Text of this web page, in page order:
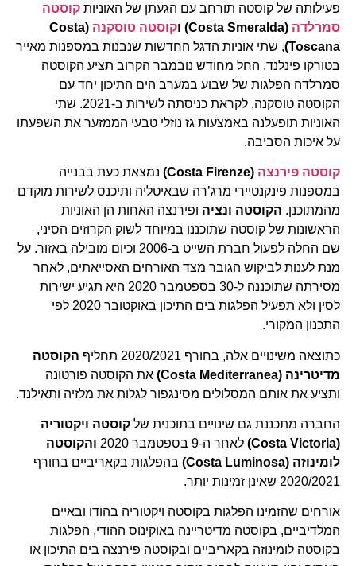
פעילותה של קוסטה תורחב עם הגעתן של האוניותקוסטה
סמרלדה (Costa Smeralda) וקוסטה טוסקנה (Costa
Toscana) , שתי אוניות הדגל החדשות שנבנות במספנות מאייר
בטורקו פינלנד. החל מחודש נובמבר הקרוב תציע הקוסטה
סמרלדה הפלגות של שבוע במערב הים התיכון יחד עם
הקוסטה טוסקנה, לקראת כניסתה לשירות ב-2021. שתי
האוניות תופעלנה באמצעות גז נוזלי טבעי הממזער את השפעתו
על איכות הסביבה.
קוסטה פירנצה(Costa Firenze)
נמצאת כעת בבנייה
במספנות פינקנטיירי מרג’רה שבאיטליה ותיכנס לשירות מוקדם
מהמתוכנן.הקוסטה ונציהופירנצה האחות הן האוניות
הראשונות של קוסטה שתוכננו במיוחד לשוק הקרוזים הסיני,
שם החלה לפעול חברת השייט ב-2006 וכיום מובילה באזור. על
מנת לענות לביקוש הגובר מצד האורחים האסייאתים, לאחר
מסירתה שתוכננה ל-30 בספטמבר 2020 היא תגיע ישירות
לסין ולא תפעיל הפלגות בים התיכון באוקטובר 2020 לפי
התכנון המקורי.
כתוצאה משינויים אלה, בחורף 2020/2021 תחליף
הקוסטה
מדיטרינה (Costa Mediterranea
)את הקוסטה פורטונה
ותציע את אותם המסלולים מסינגפור לגלות את מלזיה ותאילנד.
החברה מתכננת גם שינויים בתוכנית שלקוסטה ויקטוריה
Costa Victoria
)לאחר ה-9 בספטמבר 2020
והקוסטה
לומינוזה (Costa Luminosa
)בהפלגות בקאריביים בחורף
2020/2021 שאינן זמינות יותר.
אורחים שהזמינו הפלגות בקוסטה ויקטוריה בהודו ובאיים
המלדיביים, בקוסטה מדיטריינה באוקינוס ההודי, הפלגות
בקוסטה לומינוזה בקאריביים ובקוסטה פירנצה בים התיכון או